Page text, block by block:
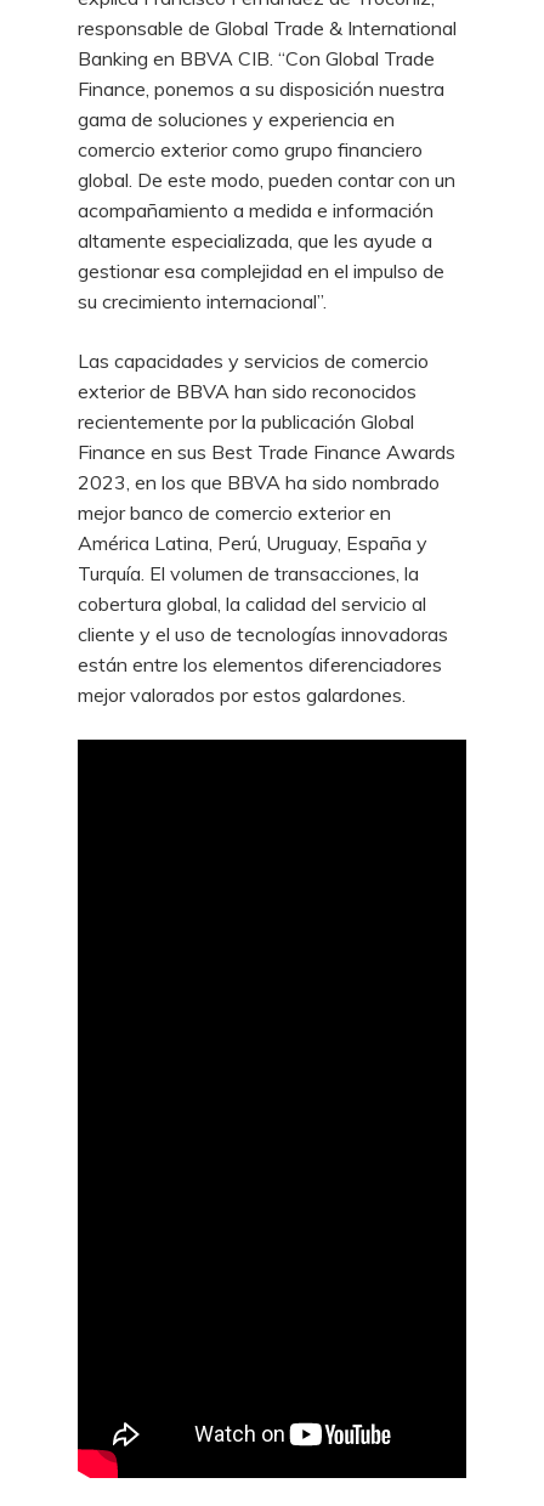
responsable de Global Trade & International
Banking en BBVA CIB. “Con Global Trade
Finance, ponemos a su disposición nuestra
gama de soluciones y experiencia en
comercio exterior como grupo financiero
global. De este modo, pueden contar con un
acompañamiento a medida e información
altamente especializada, que les ayude a
gestionar esa complejidad en el impulso de
su crecimiento internacional”.
Las capacidades y servicios de comercio
exterior de BBVA han sido reconocidos
recientemente por la publicación Global
Finance en sus Best Trade Finance Awards
2023, en los que BBVA ha sido nombrado
mejor banco de comercio exterior en
América Latina, Perú, Uruguay, España y
Turquía. El volumen de transacciones, la
cobertura global, la calidad del servicio al
cliente y el uso de tecnologías innovadoras
están entre los elementos diferenciadores
mejor valorados por estos galardones.